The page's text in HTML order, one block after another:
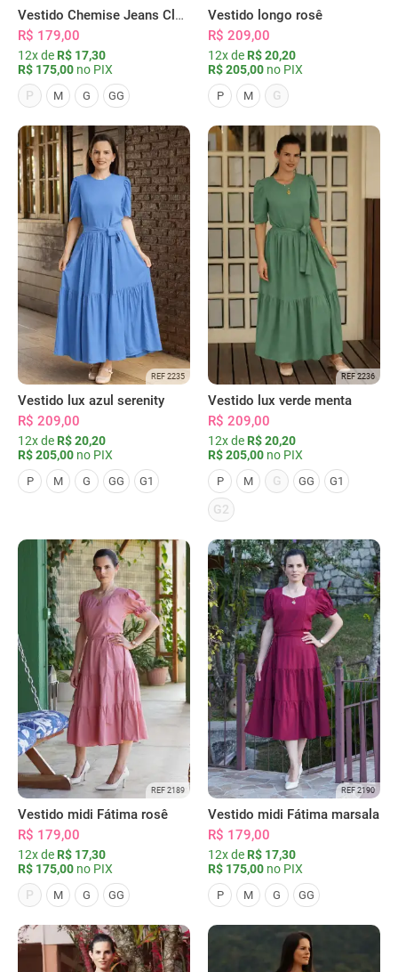
Vestido Chemise Jeans Clássica Serena
R$ 179,00
12x de R$ 17,30
R$ 175,00 no PIX
P
M G GG
Vestido longo rosê
R$ 209,00
12x de R$ 20,20
R$ 205,00 no PIX
P M G
REF 2235
Vestido lux azul serenity
R$ 209,00
12x de R$ 20,20
R$ 205,00 no PIX
P M G GG G1
REF 2236
Vestido lux verde menta
R$ 209,00
12x de R$ 20,20
R$ 205,00 no PIX
P M G GG G1
G2
REF 2189
Vestido midi Fátima rosê
R$ 179,00
12x de R$ 17,30
R$ 175,00 no PIX
P
M G GG
REF 2190
Vestido midi Fátima marsala
R$ 179,00
12x de R$ 17,30
R$ 175,00 no PIX
P M G GG